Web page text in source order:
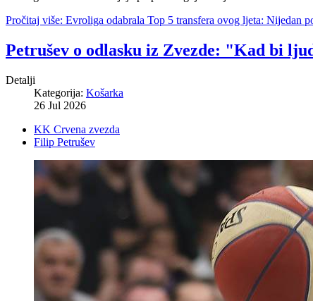
Pročitaj više: Evroliga odabrala Top 5 transfera ovog ljeta: Nijedan
Petrušev o odlasku iz Zvezde: "Kad bi
Detalji
Kategorija: Košarka
26 Jul 2026
KK Crvena zvezda
Filip Petrušev